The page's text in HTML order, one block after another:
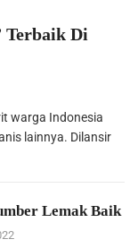
Terbaik Di
warga Indonesia
lainnya. Dilansir
Lemak Baik